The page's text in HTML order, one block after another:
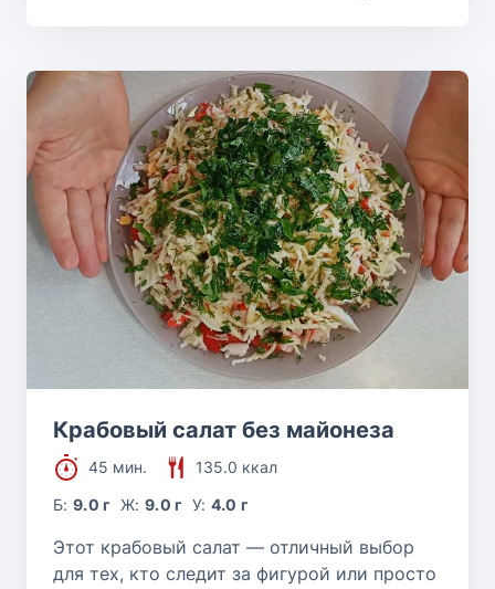
Крабовый салат без майонеза
45 мин.
135.0 ккал
Б:9.0 г Ж: 9.0 г У: 4.0 г
Этот крабовый салат — отличный выбор
для тех, кто следит за фигурой или просто